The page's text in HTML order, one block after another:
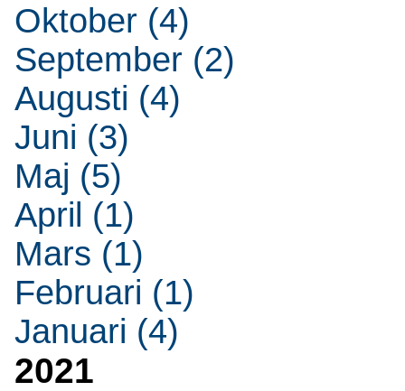
Oktober (4)
September (2)
Augusti (4)
Juni (3)
Maj (5)
April (1)
Mars (1)
Februari (1)
Januari (4)
2021